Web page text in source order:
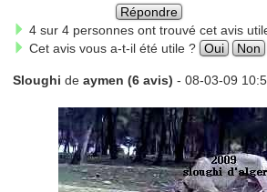
Répondre
4 sur 4 personnes ont trouvé cet avis
Cet avis vous a-t-il été utile ? Oui Non
Sloughi de aymen (6 avis) - 08-03-09